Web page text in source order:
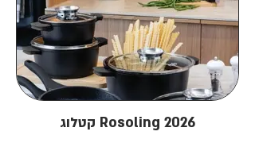
קטלוג Rosoling 2026